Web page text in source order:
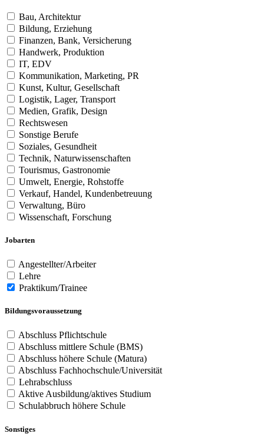
Bau, Architektur
Bildung, Erziehung
Finanzen, Bank, Versicherung
Handwerk, Produktion
IT, EDV
Kommunikation, Marketing, PR
Kunst, Kultur, Gesellschaft
Logistik, Lager, Transport
Medien, Grafik, Design
Rechtswesen
Sonstige Berufe
Soziales, Gesundheit
Technik, Naturwissenschaften
Tourismus, Gastronomie
Umwelt, Energie, Rohstoffe
Verkauf, Handel, Kundenbetreuung
Verwaltung, Büro
Wissenschaft, Forschung
Jobarten
Angestellter/Arbeiter
Lehre
Praktikum/Trainee
Bildungsvoraussetzung
Abschluss Pflichtschule
Abschluss mittlere Schule (BMS)
Abschluss höhere Schule (Matura)
Abschluss Fachhochschule/Universität
Lehrabschluss
Aktive Ausbildung/aktives Studium
Schulabbruch höhere Schule
Sonstiges